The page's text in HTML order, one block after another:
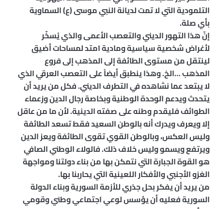
التلمودية التي لا تمت لديانة النبي موسى (ع) السماوية
بأي صلة.
إنّ هذا التهور الديني والتعصب الأعمى والذي يُسخّر
لأغراض شخصية سياسية ومادية امتد لمساحات أضيق
لينتقل من مستوى الطائفة إلى المذهب إلى فروع
المذهب …الخ. وهذا ينطبق أيضاً على التعصب العرقي الذي
لا يبتعد عما نشاهده في التطرف الديني. فكل من يريد أن
يتحدث ويدعم الوحدة الوطنية وبخاصة رجال الدين وزعماء
الطوائف فليقدم وطنه على صفته الدينية. لأن ما من عاقل
إلا ويعرف ويدرك أنه بالوطن السعيد فقط تسعد الطائفة
وليس العكس، وبالوطن القوي تقوى الطائفة ويعز الدين
ويرتفع ويسمو وليس خلاف ذلك. فالولاء الوطني الصافي
هو القوة الجبارة التي نتمكن بها من بناء دولتنا ومواجهة
الغزو الأجنبي والأفكار اللعينية التي يحاربنا بها.
من يريد أن يفكر بحل جذري للأزمة السورية وبناء الدولة
السورية فعليه أن يؤسس لوعي اجتماعي وطني وقومي